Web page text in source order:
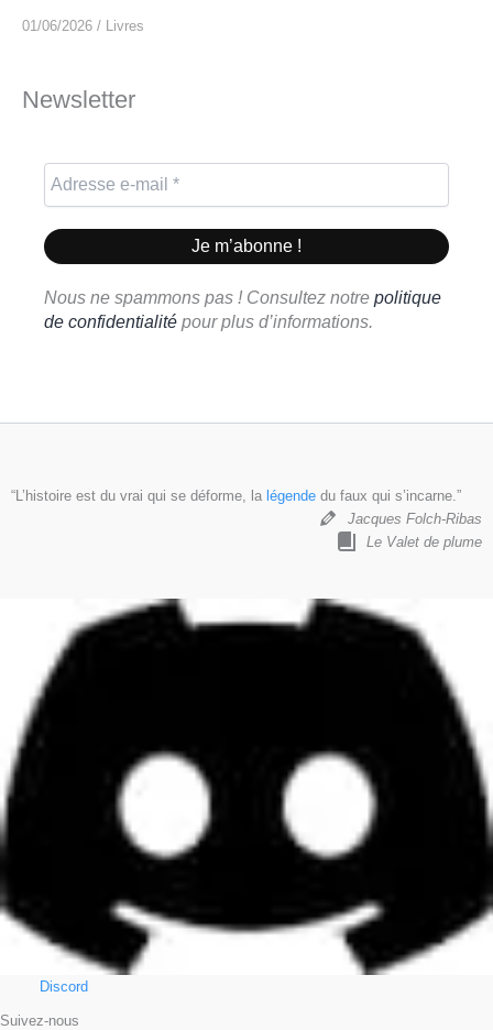
01/06/2026 / Livres
Newsletter
Nous ne spammons pas ! Consultez notre politique
de confidentialité pour plus d’informations.
“L’histoire est du vrai qui se déforme, la légende du faux qui s’incarne.”
Jacques Folch-Ribas
Le Valet de plume
Discord
Suivez-nous